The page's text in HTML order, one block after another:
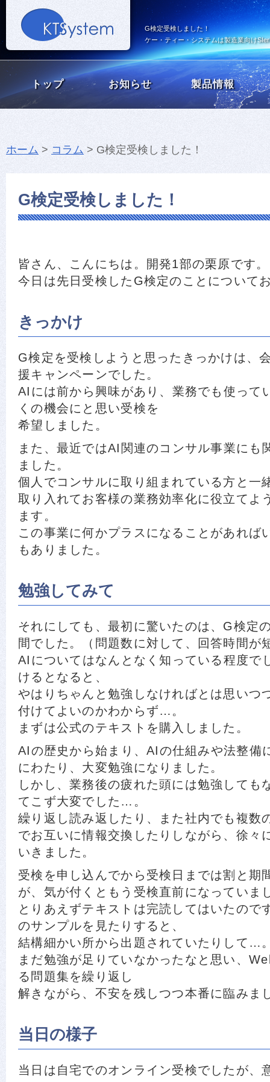
G検定受検しました！
ケー・ティー・システムは製造業向け
トップ お知らせ 製品情報
ホーム > コラム > G検定受検しました！
G検定受検しました！
皆さん、こんにちは。開発1部の栗原です。
今日は先日受検したG検定のことについて
きっかけ
G検定を受検しようと思ったきっかけは、
援キャンペーンでした。
AIには前から興味があり、業務でも使って
くの機会にと思い受検を
希望しました。
また、最近ではAI関連のコンサル事業にも
ました。
個人でコンサルに取り組まれている方と一
取り入れてお客様の業務効率化に役立てよ
ます。
この事業に何かプラスになることがあれば
もありました。
勉強してみて
それにしても、最初に驚いたのは、G検定
間でした。（問題数に対して、回答時間
AIについてはなんとなく知っている程度で
けるとなると、
やはりちゃんと勉強しなければとは思いつ
付けてよいのかわからず…。
まずは公式のテキストを購入しました。
AIの歴史から始まり、AIの仕組みや法整備
にわたり、大変勉強になりました。
しかし、業務後の疲れた頭には勉強しても
てこず大変でした…。
繰り返し読み返したり、また社内でも複数
でお互いに情報交換したりしながら、徐々
いきました。
受検を申し込んでから受検日までは割と期
が、気が付くともう受検直前になっていま
とりあえずテキストは完読してはいたので
のサンプルを見たりすると、
結構細かい所から出題されていたりして…
まだ勉強が足りていなかったなと思い、
る問題集を繰り返し
解きながら、不安を残しつつ本番に臨みま
当日の様子
当日は自宅でのオンライン受検でしたが、